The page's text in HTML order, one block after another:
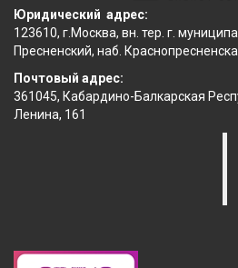
Юридический адрес:
123610, г.Москва, вн. тер. г.
Пресненский, наб.
Почтовый адрес:
361045, Кабардино-Балкарская
Ленина, 161